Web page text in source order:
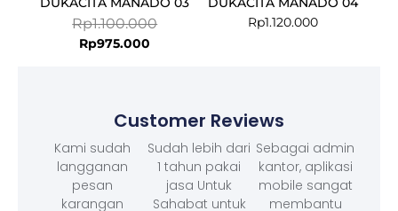
Rp1.100.000
Rp975.000
Rp1.120.000
Customer Reviews
Kami sudah
langganan
pesan
karangan
Sudah lebih dari
1 tahun pakai
jasa Untuk
Sahabat untuk
Sebagai admin
kantor, aplikasi
mobile sangat
membantu